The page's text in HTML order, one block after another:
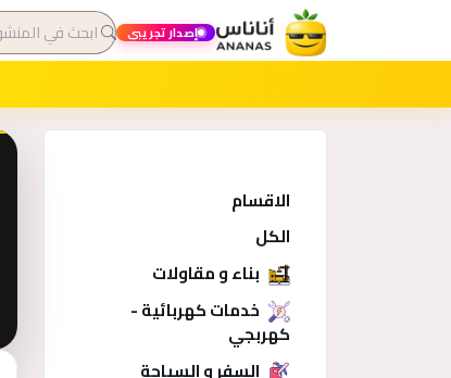
إصدار تجريبي
الاقسام
الكل
بناء و مقاولات
خدمات كهربائية -
كهربجي
السفر و السياحة